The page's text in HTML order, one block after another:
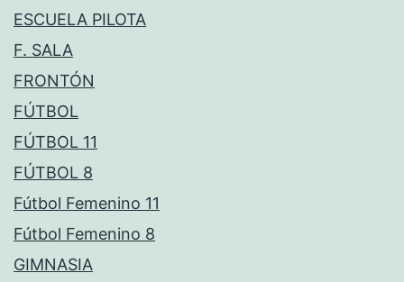
ESCUELA PILOTA
F. SALA
FRONTÓN
FÚTBOL
FÚTBOL 11
FÚTBOL 8
Fútbol Femenino 11
Fútbol Femenino 8
GIMNASIA